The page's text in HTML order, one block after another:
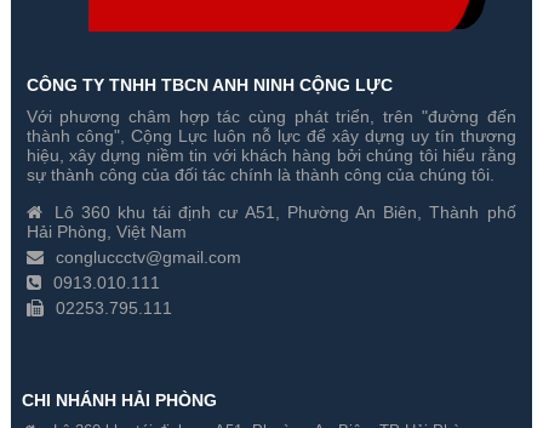
CÔNG TY TNHH TBCN ANH NINH CỘNG LỰC
Với phương châm hợp tác cùng phát triển, trên "đường đến
thành công", Cộng Lực luôn nỗ lực để xây dựng uy tín thương
hiệu, xây dựng niềm tin với khách hàng bởi chúng tôi hiểu rằng
sự thành công của đối tác chính là thành công của chúng tôi.
Lô 360 khu tái định cư A51, Phường An Biên, Thành phố
Hải Phòng, Việt Nam
congluccctv@gmail.com
0913.010.111
02253.795.111
CHI NHÁNH HẢI PHÒNG